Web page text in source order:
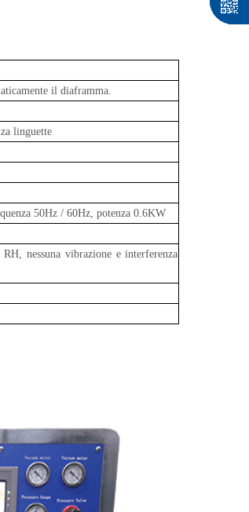
il diaframma.
linguette
50Hz / 60Hz, potenza 0.6KW
nessuna vibrazione e interferenza